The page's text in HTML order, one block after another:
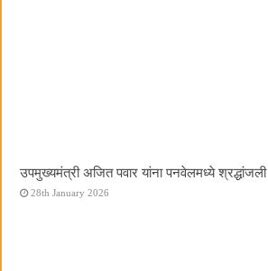
उपमुख्यमंत्री अजित पवार यांना पनवेलमध्ये श्रद्धांजली
28th January 2026